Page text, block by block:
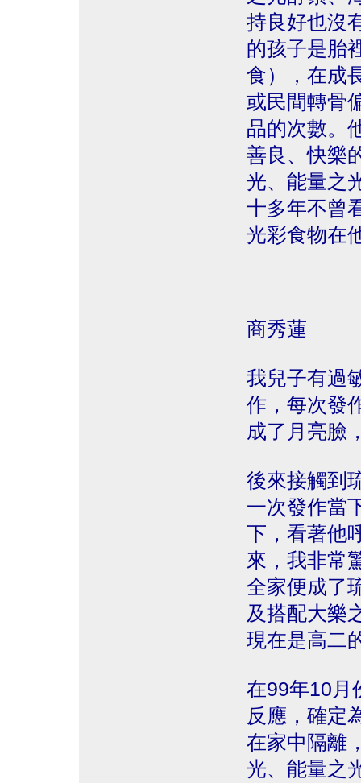
持良好也沒
的孩子是胎
食），在成
或民間轉骨
品的次數。
善良、快樂
光、能量之
十多年不曾
光彩食物在
商秀蓮
我兒子有過
作，每次發
成了月亮臉
後來接觸到
一次發作當
下，看著他
來，我非常
全家便成了
及搭配大樂
現在是高二
在99年10月
反應，確定
在家中隔離
光、能量之